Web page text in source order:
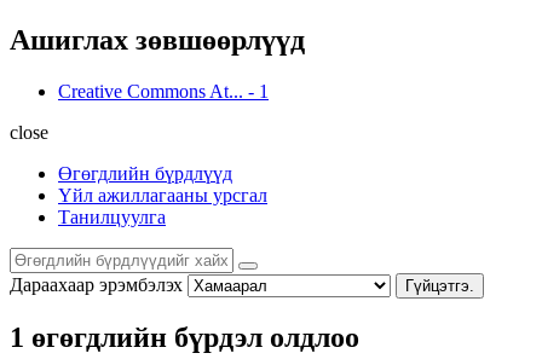
Ашиглах зөвшөөрлүүд
Creative Commons At... - 1
close
Өгөгдлийн бүрдлүүд
Үйл ажиллагааны урсгал
Танилцуулга
Дараахаар эрэмбэлэх Гүйцэтгэ.
1 өгөгдлийн бүрдэл олдлоо